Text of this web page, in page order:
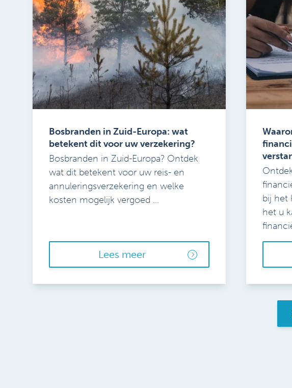
Bosbranden in Zuid-Europa: wat
betekent dit voor uw verzekering?
Bosbranden in Zuid-Europa? Ontdek
wat dit betekent voor uw reis- en
annuleringsverzekering en welke
kosten mogelijk vergoed ...
Lees meer
bij het
het u